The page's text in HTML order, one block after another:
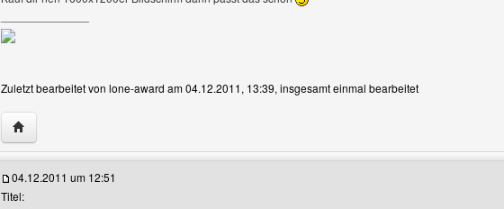
Zuletzt bearbeitet von lone-award am 04.12.2011, 13:39, insgesamt einmal bearbeitet
Website dieses Benutzers besuchen: lone-award
04.12.2011 um 12:51
Titel: